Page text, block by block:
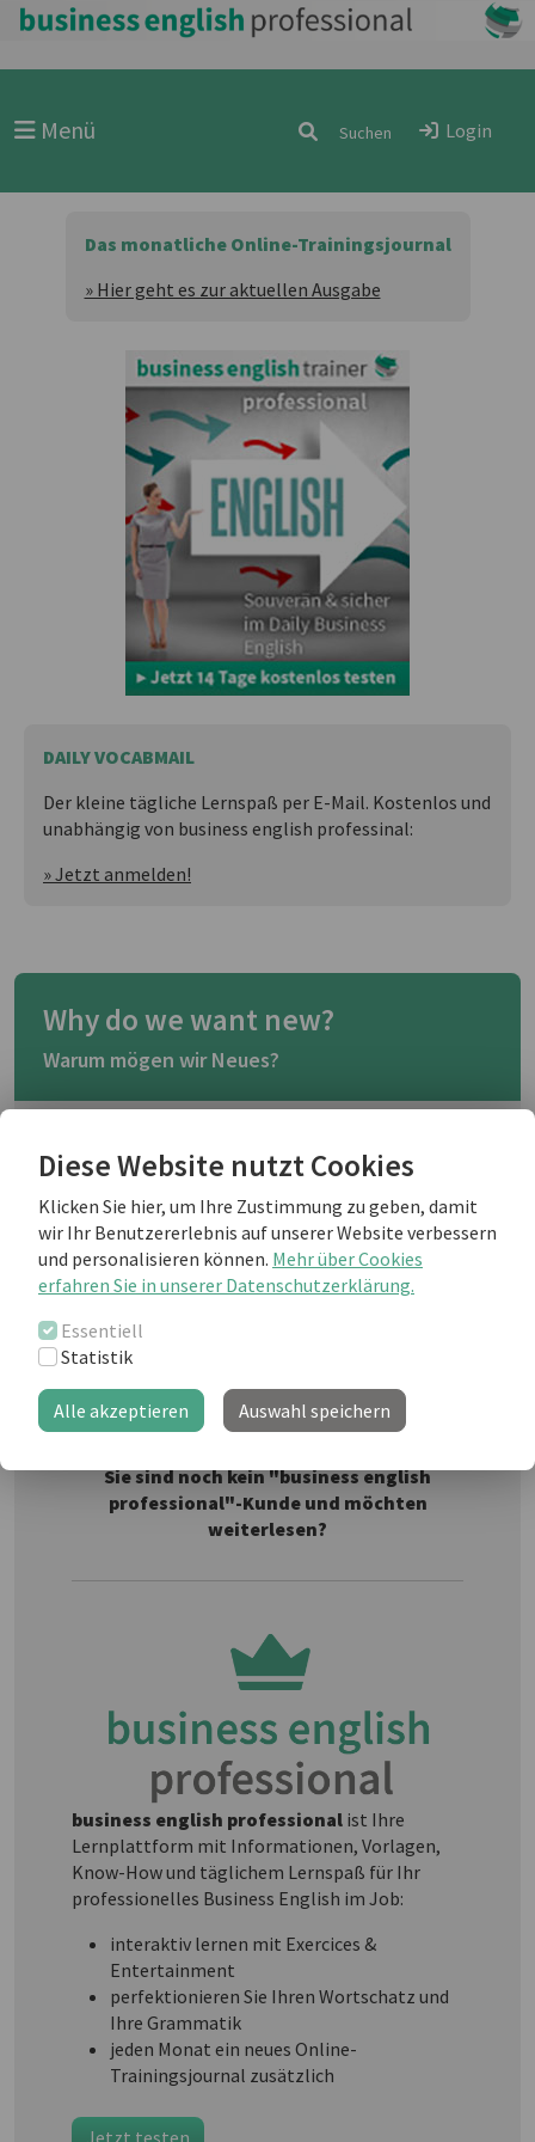
Diese Website nutzt Cookies
Klicken Sie hier, um Ihre Zustimmung zu geben, damit
wir Ihr Benutzererlebnis auf unserer Website verbessern
und personalisieren können. Mehr über Cookies
erfahren Sie in unserer Datenschutzerklärung.
Essentiell
Statistik
Alle akzeptieren Auswahl speichern
Menü Login
Das monatliche Online-Trainingsjournal
» Hier geht es zur aktuellen Ausgabe
DAILY VOCABMAIL
Der kleine tägliche Lernspaß per E-Mail. Kostenlos und
unabhängig von business english professinal:
» Jetzt anmelden!
Why do we want new?
Warum mögen wir Neues?
Fotolia
promise: what wonderful new things
will we see and experience this year?
What will happen? But why are we so
excited about the idea of new and is
new always good?
Sie sind noch kein "business english
professional"-Kunde und möchten
weiterlesen?
business english professional ist Ihre
Lernplattform mit Informationen, Vorlagen,
Know-How und täglichem Lernspaß für Ihr
professionelles Business English im Job:
interaktiv lernen mit Exercices &
Entertainment
perfektionieren Sie Ihren Wortschatz und
Ihre Grammatik
jeden Monat ein neues Online-
Trainingsjournal zusätzlich
Jetzt testen